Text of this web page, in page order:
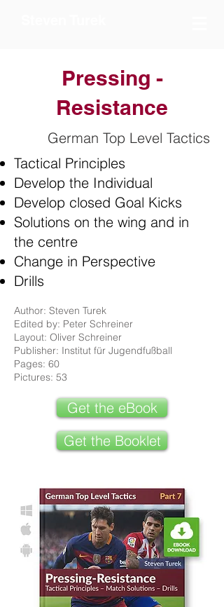
Pressing -
Resistance
German Top Level Tactics
Tactical Principles
Develop the Individual
Develop closed Goal Kicks
Solutions on the wing and in
the centre
Change in Perspective
Drills
Author: Steven Turek
Edited by: Peter Schreiner
Layout: Oliver Schreiner
Publisher: Institut für Jugendfußball
Pages: 60
Pictures: 53
Get the eBook
Get the Booklet